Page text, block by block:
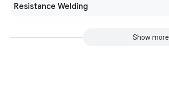
Resistance Welding
Show more